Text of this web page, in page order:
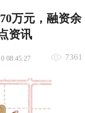
万元，融资余
资讯
08:45:27 7361